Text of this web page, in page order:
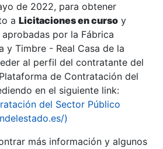
de 2022, para obtener
a Licitaciones en curso y
aprobadas por la Fábrica
y Timbre - Real Casa de la
al perfil del contratante del
de Contratación del
en el siguiente link:
del Sector Público
)
más información y algunos